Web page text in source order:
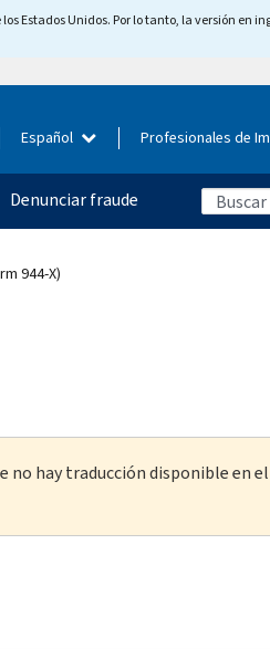
Estados Unidos. Por lo tanto, la versión en
Español Profesionales de
Denunciar fraude
944-X)
no hay traducción disponible en